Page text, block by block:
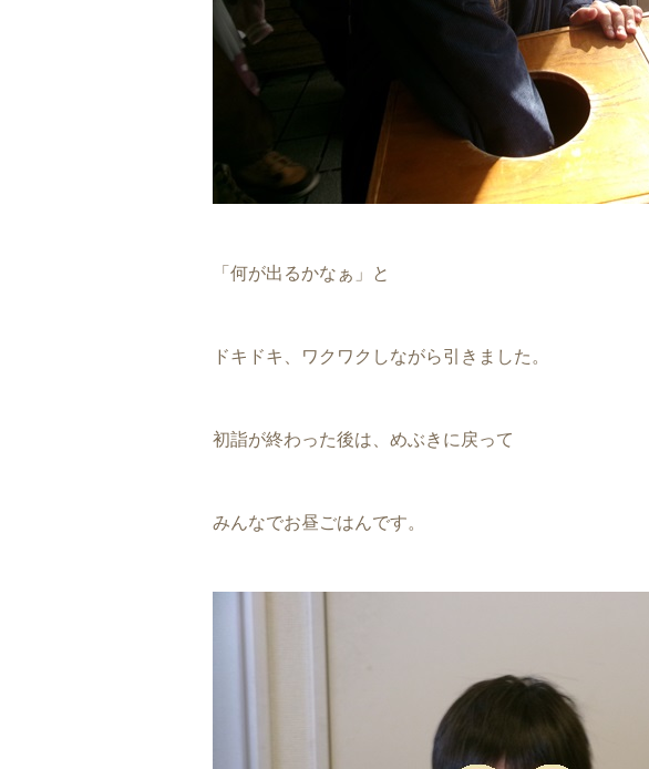
「何が出るかなぁ」と
ドキドキ、ワクワクしながら引きました。
初詣が終わった後は、めぶきに戻って
みんなでお昼ごはんです。